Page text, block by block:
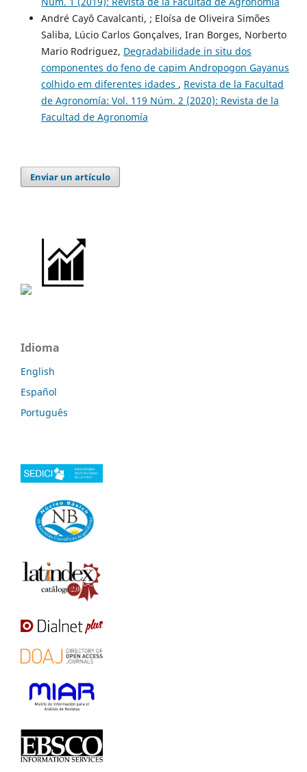
André Cayô Cavalcanti, ; Eloísa de Oliveira Simões
Saliba, Lúcio Carlos Gonçalves, Iran Borges, Norberto
Mario Rodriguez, Degradabilidade in situ dos
componentes do feno de capim Andropogon Gayanus
colhido em diferentes idades , Revista de la Facultad
de Agronomía: Vol. 119 Núm. 2 (2020): Revista de la
Facultad de Agronomía
Enviar un artículo
Idioma
English
Español
Português